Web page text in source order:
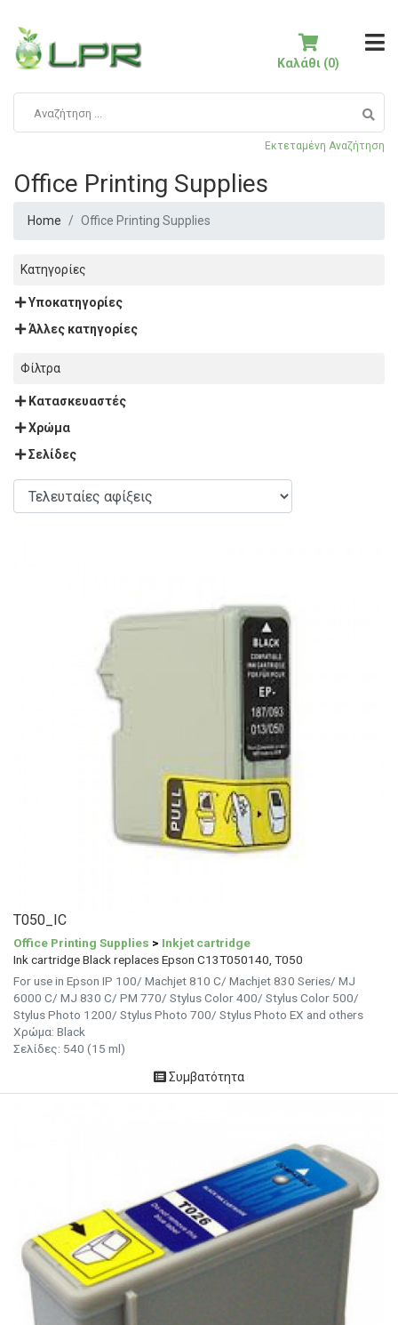
Εκτεταμένη Αναζήτηση
Καλάθι (0)
Office Printing Supplies
Home Office Printing Supplies
Κατηγορίες
Υποκατηγορίες
Άλλες κατηγορίες
Φίλτρα
Κατασκευαστές
Χρώμα
Σελίδες
T050_IC
Office Printing Supplies > Inkjet cartridge
Ink cartridge Black replaces Epson C13T050140, T050
For use in Epson IP 100/ Machjet 810 C/ Machjet 830 Series/ MJ
6000 C/ MJ 830 C/ PM 770/ Stylus Color 400/ Stylus Color 500/
Stylus Photo 1200/ Stylus Photo 700/ Stylus Photo EX and others
Χρώμα: Black
Σελίδες: 540 (15 ml)
Συμβατότητα